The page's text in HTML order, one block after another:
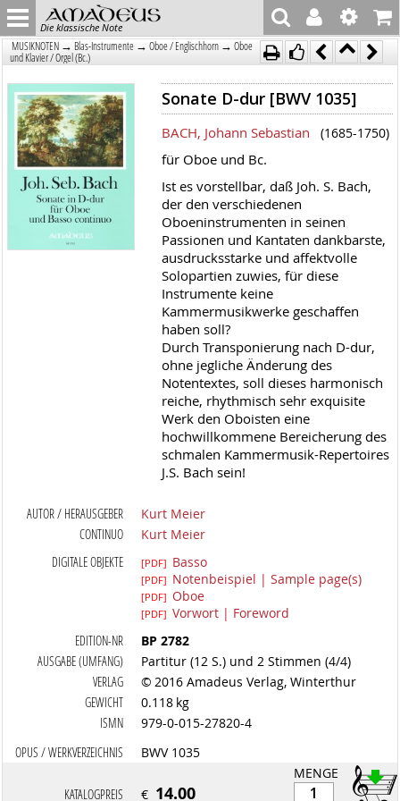
Die klassische Note
MUSIKNOTEN → Blas-Instrumente → Oboe / Englischhorn → Oboe
und Klavier / Orgel (Bc.)
Sonate D-dur [BWV 1035]
BACH, Johann Sebastian (1685-1750)
für Oboe und Bc.
Ist es vorstellbar, daß Joh. S. Bach,
der den verschiedenen
Oboeninstrumenten in seinen
Passionen und Kantaten dankbarste,
ausdrucksstarke und affektvolle
Solopartien zuwies, für diese
Instrumente keine
Kammermusikwerke geschaffen
haben soll?
Durch Transponierung nach D-dur,
ohne jegliche Änderung des
Notentextes, soll dieses harmonisch
reiche, rhythmisch sehr exquisite
Werk den Oboisten eine
hochwillkommene Bereicherung des
schmalen Kammermusik-Repertoires
J.S. Bach sein!
AUTOR / HERAUSGEBER
Kurt Meier
CONTINUO
Kurt Meier
DIGITALE OBJEKTE
[PDF] Basso
[PDF] Notenbeispiel | Sample page(s)
[PDF] Oboe
[PDF] Vorwort | Foreword
EDITION-NR
BP 2782
AUSGABE (UMFANG)
Partitur (12 S.) und 2 Stimmen (4/4)
VERLAG
© 2016 Amadeus Verlag, Winterthur
GEWICHT
0.118 kg
ISMN
979-0-015-27820-4
OPUS / WERKVERZEICHNIS
BWV 1035
MENGE
KATALOGPREIS
€ 14.00